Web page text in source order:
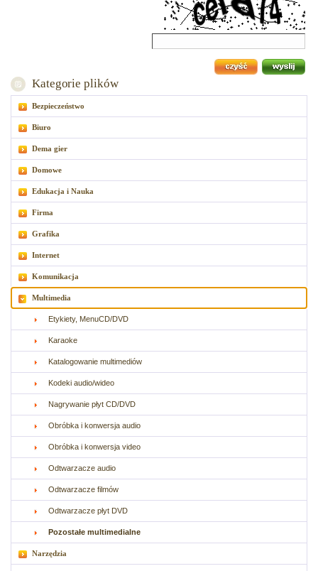
Kategorie plików
Bezpieczeństwo
Biuro
Dema gier
Domowe
Edukacja i Nauka
Firma
Grafika
Internet
Komunikacja
Multimedia
Etykiety, MenuCD/DVD
Karaoke
Katalogowanie multimediów
Kodeki audio/wideo
Nagrywanie płyt CD/DVD
Obróbka i konwersja audio
Obróbka i konwersja video
Odtwarzacze audio
Odtwarzacze filmów
Odtwarzacze płyt DVD
Pozostałe multimedialne
Narzędzia